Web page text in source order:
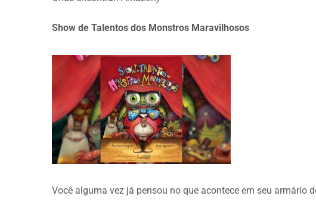
Show de Talentos dos Monstros Maravilhosos
Você alguma vez já pensou no que acontece em seu armário